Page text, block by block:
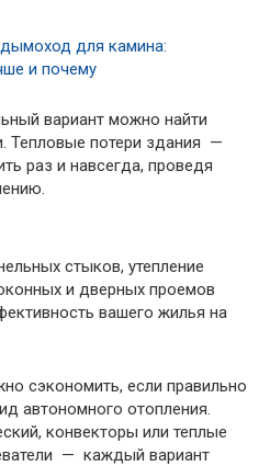
для камина:
и почему
вариант можно найти
Тепловые потери здания —
раз и навсегда, проведя
стыков, утепление
и дверных проемов
вашего жилья на
сэкономить, если правильно
автономного отопления.
конвекторы или теплые
— каждый вариант